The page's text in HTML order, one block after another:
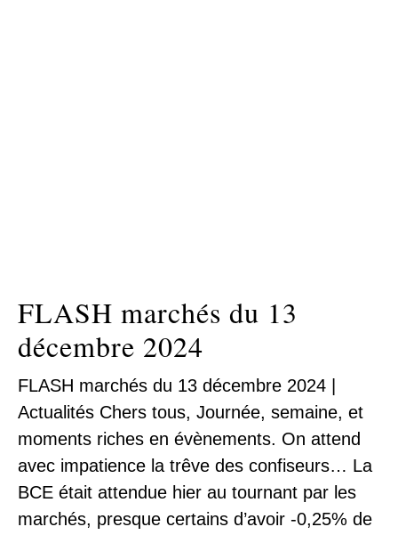
FLASH marchés du 13
décembre 2024
FLASH marchés du 13 décembre 2024 |
Actualités Chers tous, Journée, semaine, et
moments riches en évènements. On attend
avec impatience la trêve des confiseurs… La
BCE était attendue hier au tournant par les
marchés, presque certains d’avoir -0,25% de